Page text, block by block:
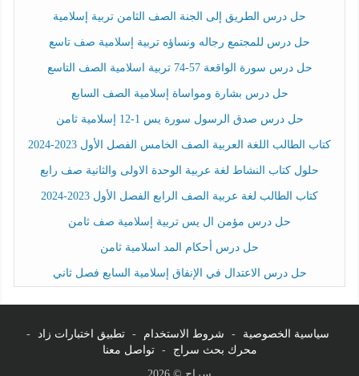
حل درس الطريق إلى الجنة الصف الثامن تربية إسلامية
حل درس للمجتمع رجاله ونساؤه تربية إسلامية صف تاسع
حل درس سورة الواقعة 57-74 تربية اسلامية الصف التاسع
حل درس بشارة ومواساة إسلامية الصف السابع
حل درس صدق الرسول سورة يس 1-12 إسلامية ثامن
كتاب الطالب اللغة العربية الصف الخامس الفصل الأول 2023-2024
حلول كتاب النشاط لغة عربية الوحدة الاولى والثانية صف رابع
كتاب الطالب لغة عربية الصف الرابع الفصل الأول 2023-2024
حل درس مؤمن ال يس تربية إسلامية صف ثامن
حل درس أحكام المد اسلامية ثامن
حل درس الاعتدال في الإنفاق إسلامية السابع فصل ثاني
سياسية الخصوصية - شروط الاستخدام - تطبيق اختبارات زاد
-
محرك بحث سراج
-
تواصل معنا